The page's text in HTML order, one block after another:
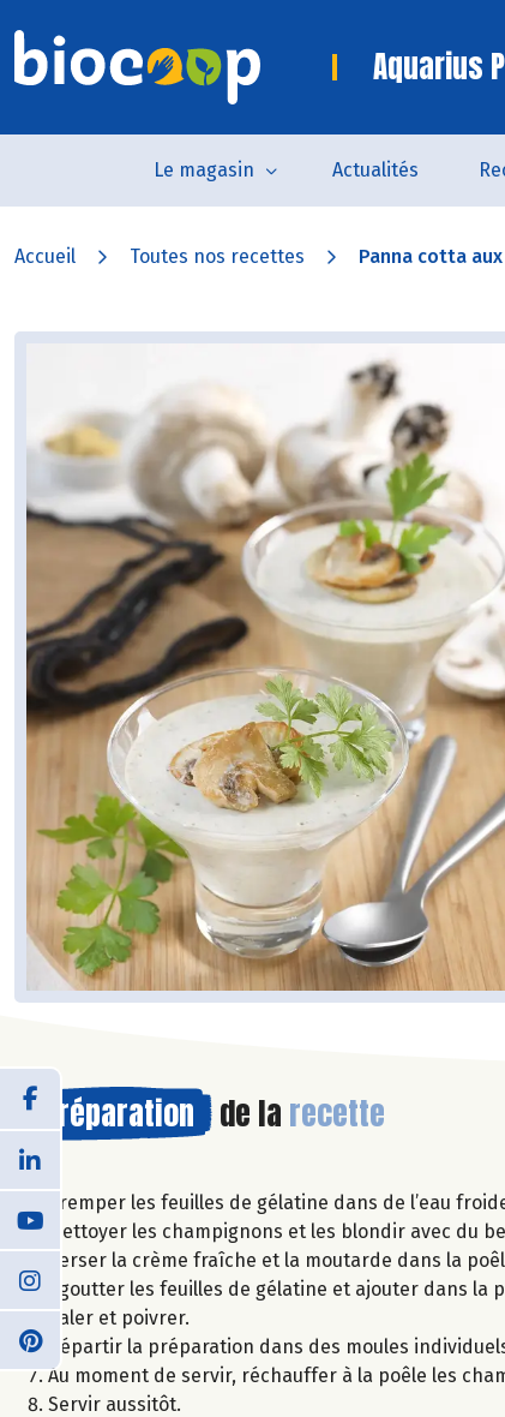
Aquarius
Le magasin Actualités
Accueil Toutes nos recettes Panna cotta
Préparation de la recette
Tremper les feuilles de gélatine dans de l’eau
Nettoyer les champignons et les blondir avec du
Verser la crème fraîche et la moutarde dans la
Egoutter les feuilles de gélatine et ajouter dans la
Saler et poivrer.
Répartir la préparation dans des moules
Au moment de servir, réchauffer à la poêle les
Servir aussitôt.